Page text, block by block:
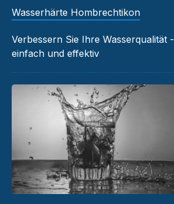
Wasserhärte Hombrechtikon
Verbessern Sie Ihre Wasserqualität -
einfach und effektiv